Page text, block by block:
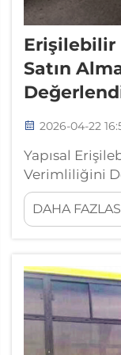
Erişilebilir
Satın
2026-04-22
Yapısal
Verimliliğini
Vinç Sistemine
Kapasitesi.
sandalye
karşılık
DAHA